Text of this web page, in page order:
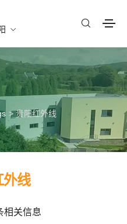
> 贵阳红外线
外线
相关信息